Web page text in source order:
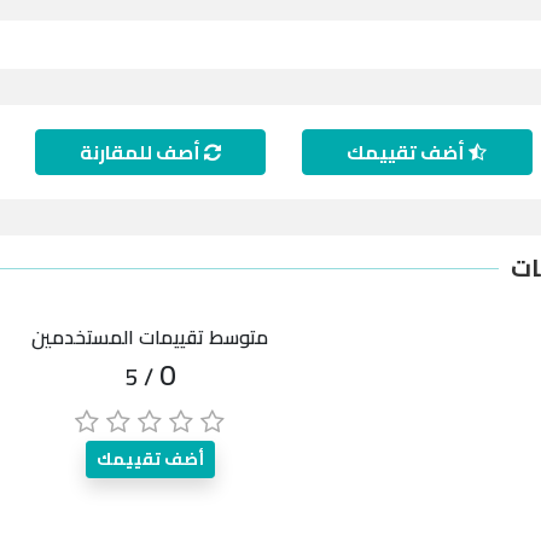
أضف تقييمك أصف للمقارنة
متوسط تقييمات المستخدمين
0
/ 5
أضف تقييمك